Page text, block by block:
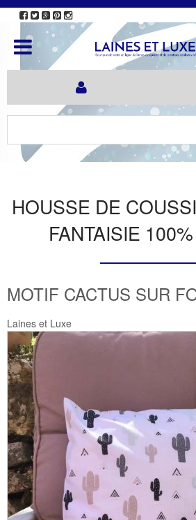
HOUSSE DE
FANTAISIE
MOTIF CACTUS SUR
Laines et Luxe